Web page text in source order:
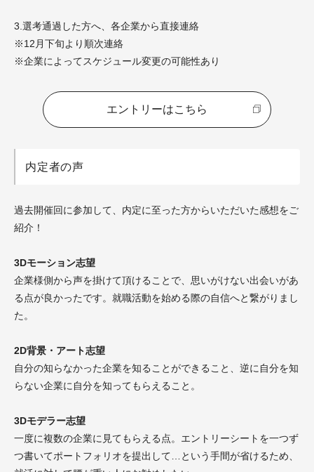
3.選考通過した方へ、各企業から直接連絡
※12月下旬より順次連絡
※企業によってスケジュール変更の可能性あり
エントリーはこちら
内定者の声
過去開催回に参加して、内定に至った方からいただいた感想をご
紹介！
3Dモーション志望
企業様側から声を掛けて頂けることで、思いがけない出会いがあ
る点が良かったです。就職活動を始める際の自信へと繋がりまし
た。
2D背景・アート志望
自分の知らなかった企業を知ることができること、逆に自分を知
らない企業に自分を知ってもらえること。
3Dモデラー志望
一度に複数の企業に見てもらえる点。エントリーシートを一つず
つ書いてポートフォリオを提出して…という手間が省けるため、